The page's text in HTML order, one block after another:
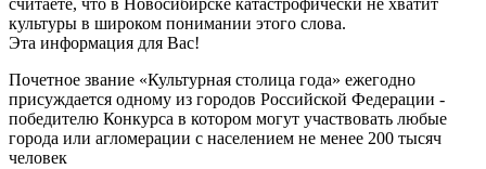
считаете, что в Новосибирске катастрофически не хватит
культуры в широком понимании этого слова.
Эта информация для Вас!
Почетное звание «Культурная столица года» ежегодно
присуждается одному из городов Российской Федерации -
победителю Конкурса в котором могут участвовать любые
города или агломерации с населением не менее 200 тысяч
человек